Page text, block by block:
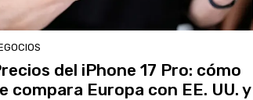
del iPhone 17 Pro: cómo
compara Europa con EE. UU. y